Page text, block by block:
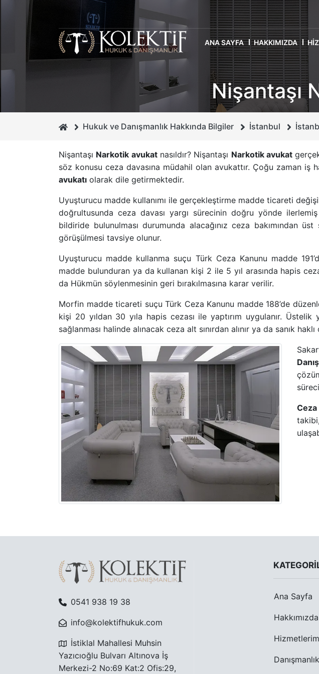
ANA SAYFA HAKKIMIZDA
Nişantaşı
Hukuk ve Danışmanlık Hakkında Bilgiler İstanbul
Nişantaşı Narkotik avukatnasıldır? Nişantaşı Narkotik avukat
söz konusu ceza davasına müdahil olan avukattır. Çoğu zaman iş
avukatı olarak dile getirmektedir.
Uyuşturucu madde kullanımı ile gerçekleştirme madde ticareti
doğrultusunda ceza davası yargı sürecinin doğru yönde ilerlemiş
bildiride bulunulması durumunda alacağınız ceza bakımından
görüşülmesi tavsiye olunur.
Uyuşturucu madde kullanma suçu Türk Ceza Kanunu madde
madde bulunduran ya da kullanan kişi 2 ile 5 yıl arasında hapis
da Hükmün söylenmesinin geri bırakılmasına karar verilir.
Morfin madde ticareti suçuTürk Ceza Kanunu madde 188’de
kişi 20 yıldan 30 yıla hapis cezası ile yaptırım uygulanır.
sağlanması halinde alınacak ceza alt sınırdan alınır ya da sanık
0541 938 19 38
info@kolektifhukuk.com
İstiklal Mahallesi Muhsin
Yazıcıoğlu Bulvarı Altınova İş
Merkezi-2 No:69 Kat:2 Ofis:29,
Ana Sayfa
Hakkımızda